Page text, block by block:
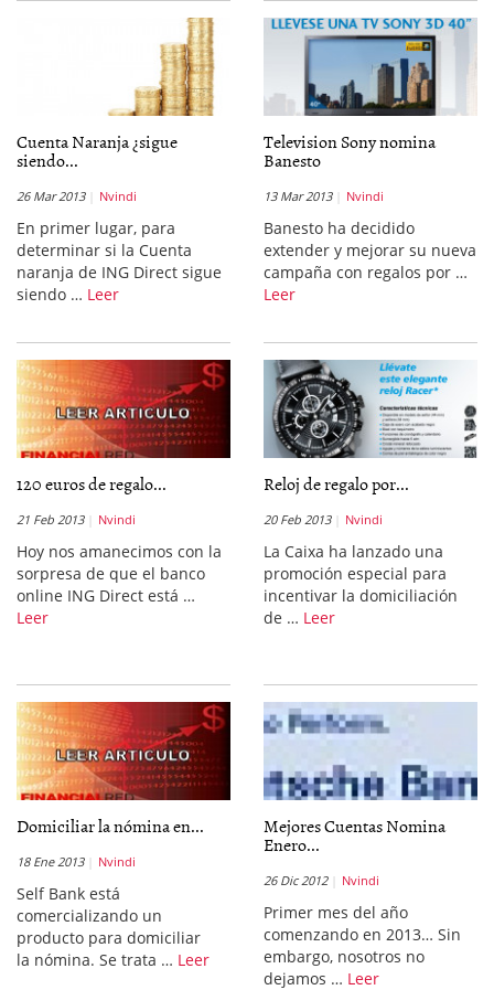
Cuenta Naranja ¿sigue
siendo...
26 Mar 2013 Nvindi
En primer lugar, para
determinar si la Cuenta
naranja de ING Direct sigue
siendo … Leer
Television Sony nomina
Banesto
13 Mar 2013 Nvindi
Banesto ha decidido
extender y mejorar su nueva
campaña con regalos por …
Leer
120 euros de regalo...
21 Feb 2013 Nvindi
Hoy nos amanecimos con la
sorpresa de que el banco
online ING Direct está …
Leer
Reloj de regalo por...
20 Feb 2013 Nvindi
La Caixa ha lanzado una
promoción especial para
incentivar la domiciliación
de … Leer
Domiciliar la nómina en...
18 Ene 2013 Nvindi
Self Bank está
comercializando un
producto para domiciliar
la nómina. Se trata … Leer
Mejores Cuentas Nomina
Enero...
26 Dic 2012 Nvindi
Primer mes del año
comenzando en 2013… Sin
embargo, nosotros no
dejamos … Leer